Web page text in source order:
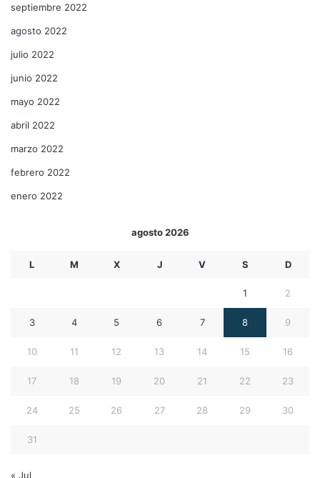
septiembre 2022
agosto 2022
julio 2022
junio 2022
mayo 2022
abril 2022
marzo 2022
febrero 2022
enero 2022
agosto 2026
L M X J V S D
1 2
3 4 5 6 7 8 9
10 11 12 13 14 15 16
17 18 19 20 21 22 23
24 25 26 27 28 29 30
31
« Jul